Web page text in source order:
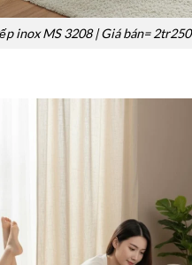
inox MS 3208 | Giá bán= 2tr250